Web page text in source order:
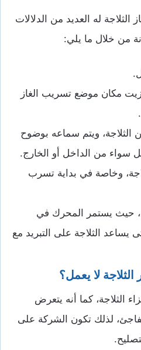
له العديد من الدلالات
من خلال ما يلي:
مكان موضع تسريب الغاز
ويتم سماعه بوضوح
من الداخل أو الخارج.
وخاصة في بداية تسرب
حيث يستمر المحرك في
الثلاجة على التبريد مع
الثلاجة، كما أنه يتعرض
لذلك تكون الشركة على